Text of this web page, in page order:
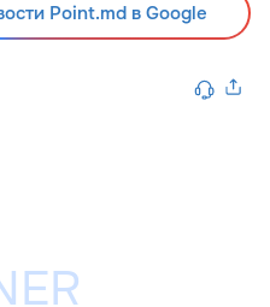
Point.md в Google